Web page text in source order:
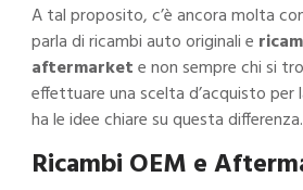
A tal proposito, c’è ancora molta
parla di ricambi auto originali e
aftermarkete non sempre chi si
effettuare una scelta d’acquisto
ha le idee chiare su questa differenza.
Ricambi OEM e